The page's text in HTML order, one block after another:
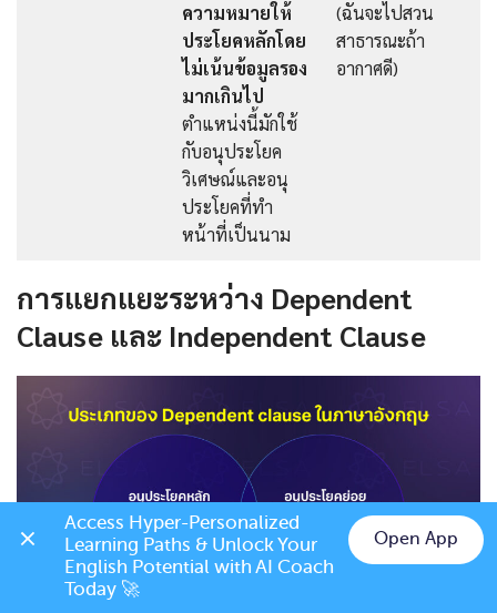
ความหมายให้
ประโยคหลักโดย
ไม่เน้นข้อมูลรอง
มากเกินไป
ตำแหน่งนี้มักใช้
กับอนุประโยค
วิเศษณ์และอนุ
ประโยคที่ทำ
หน้าที่เป็นนาม
(ฉันจะไปสวน
สาธารณะถ้า
อากาศดี)
การแยกแยะระหว่าง Dependent
Clause และ Independent Clause
Chat on LINE
Access Hyper-Personalized
Learning Paths & Unlock Your
English Potential with AI Coach
Today 🚀
Open App